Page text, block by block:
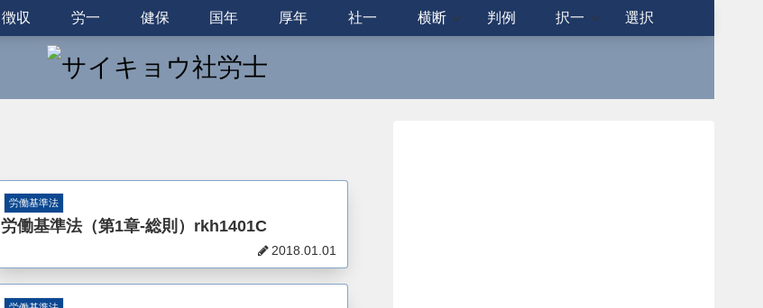
徴収 労一 健保 国年 厚年 社一 横断 判例 択一 選択
労働基準法
労働基準法（第1章-総則）rkh1401C
2018.01.01